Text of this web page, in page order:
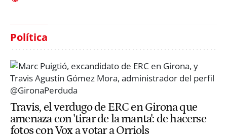
Política
Travis, el verdugo de ERC en Girona que
amenaza con 'tirar de la manta': de hacerse
fotos con Vox a votar a Orriols